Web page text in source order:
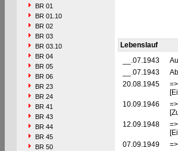
BR 01
BR 01.10
BR 02
BR 03
BR 03.10
BR 04
BR 05
BR 06
BR 23
BR 24
BR 41
BR 43
BR 44
BR 45
BR 50
Lebenslauf
__.07.1943
__.07.1943
20.08.1945
10.09.1946
12.09.1948
07.09.1949